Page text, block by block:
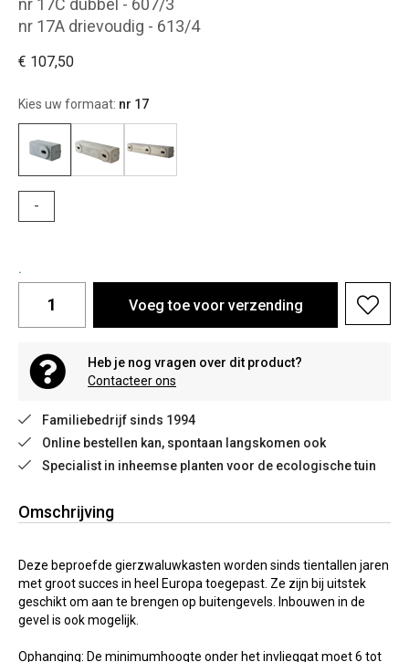
nr 17C dubbel - 607/3
nr 17A drievoudig - 613/4
€ 107,50
Kies uw formaat: nr 17
-
.
Voeg toe voor verzending
Heb je nog vragen over dit product?
Contacteer ons
Familiebedrijf sinds 1994
Online bestellen kan, spontaan langskomen ook
Specialist in inheemse planten voor de ecologische tuin
Omschrijving
Deze beproefde gierzwaluwkasten worden sinds tientallen jaren
met groot succes in heel Europa toegepast. Ze zijn bij uitstek
geschikt om aan te brengen op buitengevels. Inbouwen in de
gevel is ook mogelijk.
Ophanging: De minimumhoogte onder het invlieggat moet 6 tot